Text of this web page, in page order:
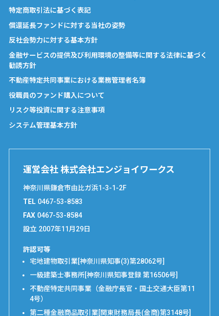
特定商取引法に基づく表記
償還延長ファンドに対する当社の姿勢
反社会勢力に対する基本方針
金融サービスの提供及び利用環境の整備等に関する法律に基づく
勧誘方針
不動産特定共同事業における業務管理者名簿
役職員のファンド購入について
リスク等投資に関する注意事項
システム管理基本方針
運営会社 株式会社エンジョイワークス
神奈川県鎌倉市由比ガ浜1-3-1-2F
TEL 0467-53-8583
FAX 0467-53-8584
設立 2007年11月29日
許認可等
宅地建物取引業[神奈川県知事(3)第28062号]
一級建築士事務所[神奈川県知事登録 第16506号]
不動産特定共同事業（金融庁長官・国土交通大臣第11
4号）
第二種金融商品取引業[関東財務局長(金商)第3148号]